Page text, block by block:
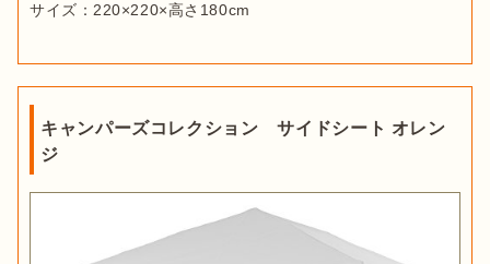
サイズ：220×220×高さ180cm
キャンパーズコレクション サイドシート オレン
ジ